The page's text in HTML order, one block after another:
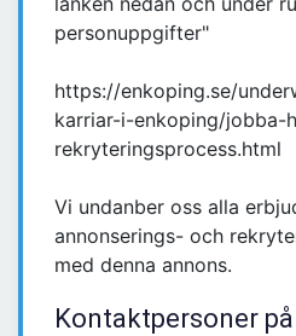
personuppgifter"
https://enkoping.se/
karriar-i-enkoping/jobba-
rekryteringsprocess.html
Vi undanber oss alla
annonserings- och
med denna annons.
Kontaktpersoner